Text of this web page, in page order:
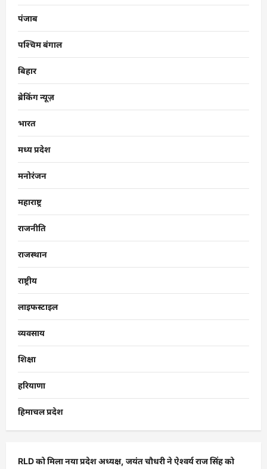
पंजाब
पश्चिम बंगाल
बिहार
ब्रेकिंग न्यूज़
भारत
मध्य प्रदेश
मनोरंजन
महाराष्ट्र
राजनीति
राजस्थान
राष्ट्रीय
लाइफस्टाइल
व्यवसाय
शिक्षा
हरियाणा
हिमाचल प्रदेश
RLD को मिला नया प्रदेश अध्यक्ष, जयंत चौधरी ने ऐश्वर्य राज सिंह को